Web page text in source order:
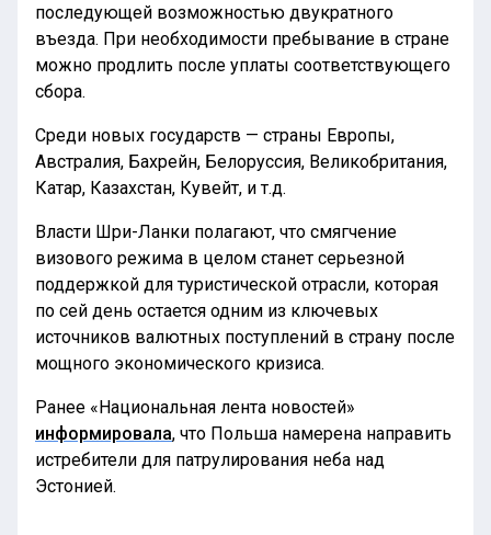
последующей возможностью двукратного
въезда. При необходимости пребывание в стране
можно продлить после уплаты соответствующего
сбора.
Среди новых государств — страны Европы,
Австралия, Бахрейн, Белоруссия, Великобритания,
Катар, Казахстан, Кувейт, и т.д.
Власти Шри-Ланки полагают, что смягчение
визового режима в целом станет серьезной
поддержкой для туристической отрасли, которая
по сей день остается одним из ключевых
источников валютных поступлений в страну после
мощного экономического кризиса.
Ранее «Национальная лента новостей»
информировала, что Польша намерена направить
истребители для патрулирования неба над
Эстонией.